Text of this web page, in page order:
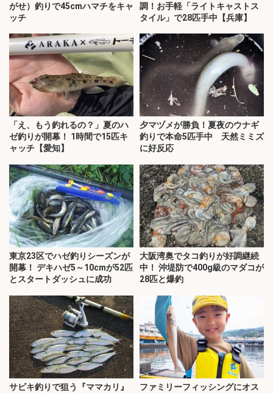
がせ）釣りで45cmハマチをキャ
ッチ
調！お手軽「ライトキャストス
タイル」で28匹手中【兵庫】
「え、もう釣れるの？」夏のハ
ゼ釣りが開幕！ 1時間で15匹キ
ャッチ【愛知】
夕マヅメが勝負！夏夜のウナギ
釣りで本命5匹手中 天然ミミズ
に好反応
東京23区でハゼ釣りシーズンが
開幕！ デキハゼ5～10cmが52匹
とスタートダッシュに成功
大阪湾奥でタコ釣りが好調継続
中！ 沖堤防で400g級のマダコが
28匹と爆釣
サビキ釣りで狙う『ママカリ』
ファミリーフィッシングにオス